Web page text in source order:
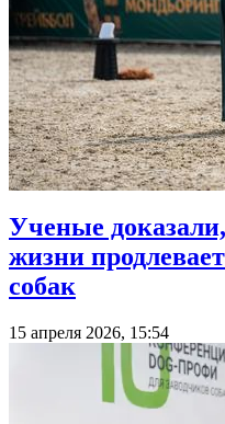
Ученые
жизни
собак
15 апреля 2026, 15:54